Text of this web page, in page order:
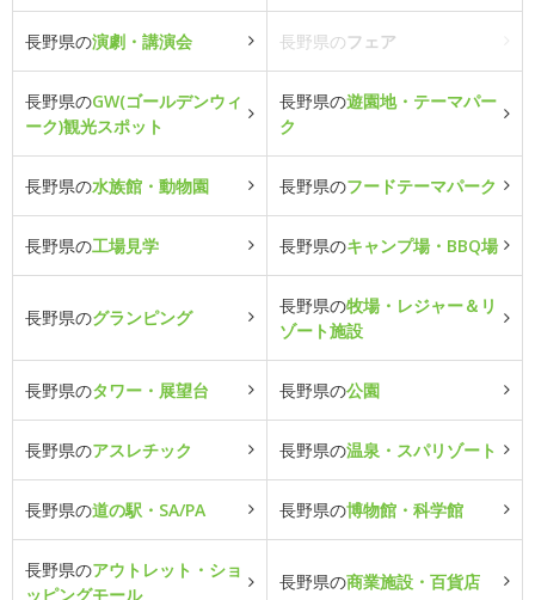
長野県の演劇・講演会 長野県のフェア
長野県のGW(ゴールデンウィ
ーク)観光スポット
長野県の遊園地・テーマパー
ク
長野県の水族館・動物園 長野県のフードテーマパーク
長野県の工場見学 長野県のキャンプ場・BBQ場
長野県のグランピング
長野県の牧場・レジャー＆リ
ゾート施設
長野県のタワー・展望台 長野県の公園
長野県のアスレチック 長野県の温泉・スパリゾート
長野県の道の駅・SA/PA 長野県の博物館・科学館
長野県のアウトレット・ショ
ッピングモール
長野県の商業施設・百貨店